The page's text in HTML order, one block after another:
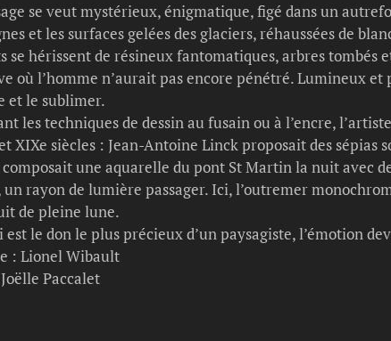
se veut mystérieux, énigmatique, figé dans un
et les surfaces gelées des glaciers, réhaussées de
se hérissent de résineux fantomatiques, arbres tombés
où l’homme n’aurait pas encore pénétré. Lumineux et
et le sublimer.
les techniques de dessin au fusain ou à l’encre,
XIXe siècles : Jean-Antoine Linck proposait des sépias
une aquarelle du pont St Martin la nuit avec
rayon de lumière passager. Ici, l’outremer
de pleine lune.
est le don le plus précieux d’un paysagiste, l’émotion
: Lionel Wibault
Paccalet